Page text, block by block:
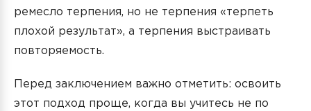
ремесло терпения, но не терпения «терпеть
плохой результат», а терпения выстраивать
повторяемость.
Перед заключением важно отметить: освоить
этот подход проще, когда вы учитесь не по